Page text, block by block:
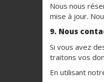
Nous nous
mise à jour.
9. Nous
Si vous avez
traitons vos
En utilisant